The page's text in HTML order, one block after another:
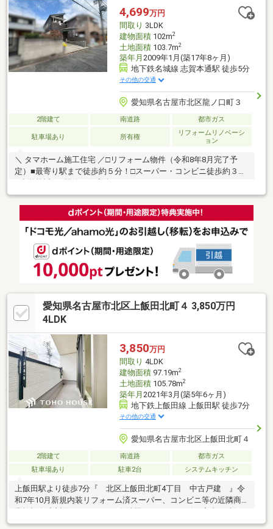
をお届けします。
4,699万円
間取り 3LDK
建物面積102m2
土地面積103.7m2
築年月 2009年1月(築17年8ヶ月)
地下鉄名城線 志賀本通駅 徒歩5分
その他の交通
愛知県名古屋市北区龍ノ口町３
2階建て 南道路 都市ガス
駐車場あり 所有権
リフォームリノベーシ
ョン
＼ タマホーム施工住宅 ／□リフォーム物件（令和8年8月完了予
定）■最寄り駅まで徒歩約５分！□スーパー・コンビニ徒歩約３分
愛知県名古屋市北区上飯田北町４ 3,850万円
4LDK
3,850万円
間取り 4LDK
建物面積97.19m2
土地面積105.78m2
築年月 2021年3月(築5年6ヶ月)
地下鉄上飯田線 上飯田駅 徒歩7分
その他の交通
愛知県名古屋市北区上飯田北町４
2階建て 南道路
都市ガス
駐車場あり
駐車2台 システムキッチン
上飯田駅より徒歩7分『 北区上飯田北町4丁目 中古戸建 』令
和7年10月新規内装リフォーム済スーパー、コンビニ等の近隣商
業施設有◆対面キッチンには食洗機・3口コンロ付で家事の時短
◇浴室乾燥機・追焚機能付◎バスタイムも快適に◆各居室クロー